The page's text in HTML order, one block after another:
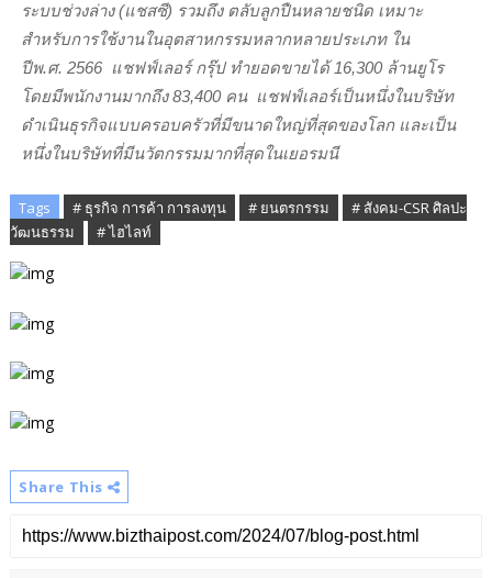
ระบบช่วงล่าง (แชสซี) รวมถึง ตลับลูกปืนหลายชนิด เหมาะ
สำหรับการใช้งานในอุตสาหกรรมหลากหลายประเภท ใน
ปีพ.ศ. 2566 แชฟฟ์เลอร์ กรุ๊ป ทำยอดขายได้ 16,300 ล้านยูโร
โดยมีพนักงานมากถึง83,400 คน แชฟฟ์เลอร์เป็นหนึ่งในบริษัท
ดำเนินธุรกิจแบบครอบครัวที่มีขนาดใหญ่ที่สุดของโลก และเป็น
หนึ่งในบริษัทที่มีนวัตกรรมมากที่สุดในเยอรมนี
Tags # ธุรกิจ การค้า การลงทุน # ยนตรกรรม
# สังคม-CSR ศิลปะ
วัฒนธรรม
# ไฮไลท์
Share This